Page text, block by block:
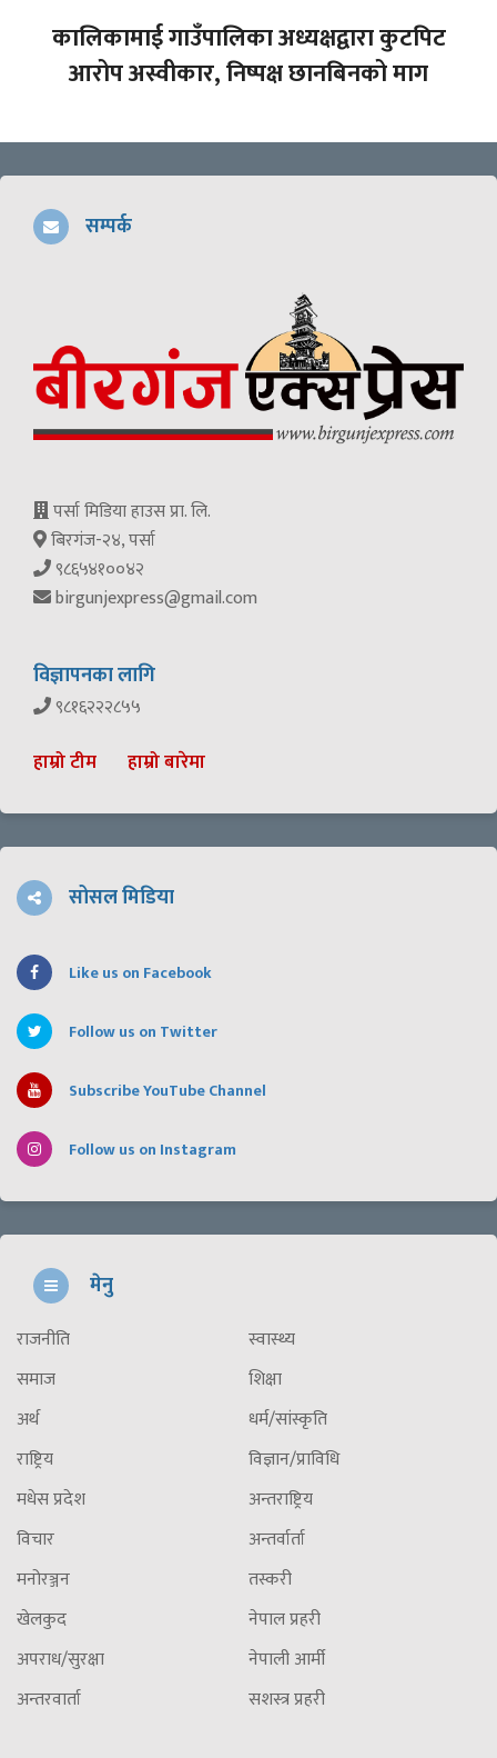
कालिकामाई गाउँपालिका अध्यक्षद्वारा कुटपिट
आरोप अस्वीकार, निष्पक्ष छानबिनको माग
सम्पर्क
पर्सा मिडिया हाउस प्रा. लि.
बिरगंज-२४, पर्सा
९८६५४१००४२
birgunjexpress@gmail.com
विज्ञापनका लागि
९८१६२२२८५५
हाम्रो टीम हाम्रो बारेमा
सोसल मिडिया
Like us on Facebook
Follow us on Twitter
Subscribe YouTube Channel
Follow us on Instagram
मेनु
राजनीति
समाज
अर्थ
राष्ट्रिय
मधेस प्रदेश
विचार
मनोरञ्जन
खेलकुद
अपराध/सुरक्षा
अन्तरवार्ता
स्वास्थ्य
शिक्षा
धर्म/सांस्कृति
विज्ञान/प्राविधि
अन्तराष्ट्रिय
अन्तर्वार्ता
तस्करी
नेपाल प्रहरी
नेपाली आर्मी
सशस्त्र प्रहरी